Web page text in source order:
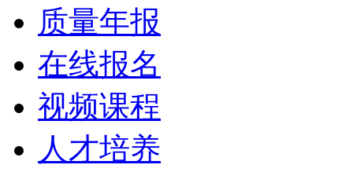
质量年报
在线报名
视频课程
人才培养